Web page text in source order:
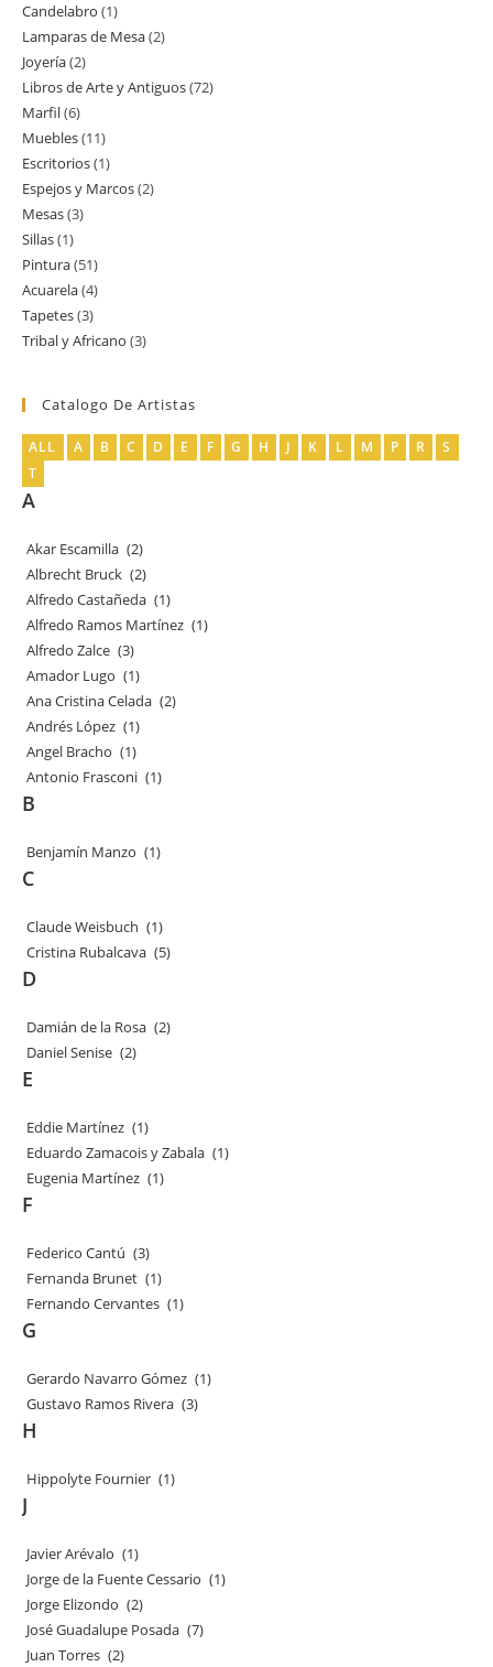
productos
Candelabro 11
producto
Lamparas de Mesa 22
Joyería 22
productos
Libros de Arte y Antiguos 7272
Marfil 66
productos
Muebles 1111
productos
Escritorios 11
producto
Espejos y Marcos 22
Mesas 33
Sillas 11
producto
Pintura 5151
productos
Acuarela 44
productos
Tapetes 33
productos
Tribal y Africano 33
Catalogo De Artistas
ALL A B C D E F G H J K L M P R
S
T
A
Akar Escamilla (2)
Albrecht Bruck (2)
Alfredo Castañeda (1)
Alfredo Ramos Martínez (1)
Alfredo Zalce (3)
Amador Lugo (1)
Ana Cristina Celada (2)
Andrés López (1)
Angel Bracho (1)
Antonio Frasconi (1)
B
Benjamín Manzo (1)
C
Claude Weisbuch (1)
Cristina Rubalcava (5)
D
Damián de la Rosa (2)
Daniel Senise (2)
E
Eddie Martínez (1)
Eduardo Zamacois y Zabala (1)
Eugenia Martínez (1)
F
Federico Cantú (3)
Fernanda Brunet (1)
Fernando Cervantes (1)
G
Gerardo Navarro Gómez (1)
Gustavo Ramos Rivera (3)
H
Hippolyte Fournier (1)
J
Javier Arévalo (1)
Jorge de la Fuente Cessario (1)
Jorge Elizondo (2)
José Guadalupe Posada (7)
Juan Torres (2)